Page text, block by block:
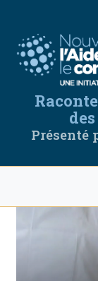
principal
Présenté